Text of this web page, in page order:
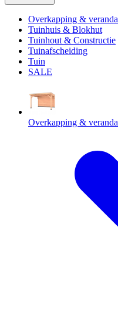
Overkapping & veranda
Tuinhuis & Blokhut
Tuinhout & Constructie
Tuinafscheiding
Tuin
SALE
Overkapping & veranda